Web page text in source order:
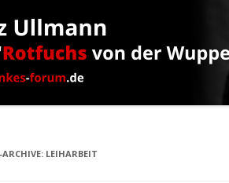
LEIHARBEIT